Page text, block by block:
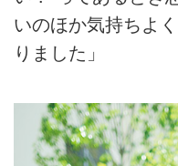
いのほか気持ちよ
りました」